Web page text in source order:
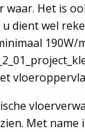
waar. Het is
dient wel
190W/
Met name